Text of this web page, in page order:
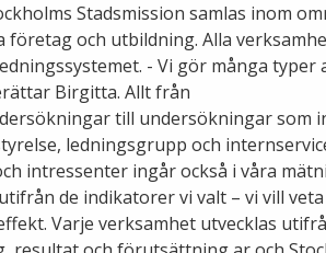
Stadsmission samlas inom
företag och utbildning. Alla
- Vi gör många typer
Birgitta. Allt från
till undersökningar som
ledningsgrupp och
intressenter ingår också i våra
de indikatorer vi valt – vi vill
Varje verksamhet utvecklas